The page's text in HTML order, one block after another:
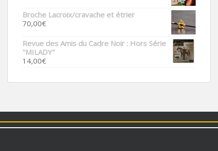
Broche Lacroix/cravache et étrier
70,00€
Revue des Amis du Cadre Noir : Hors Série
"MILADY"
14,00€